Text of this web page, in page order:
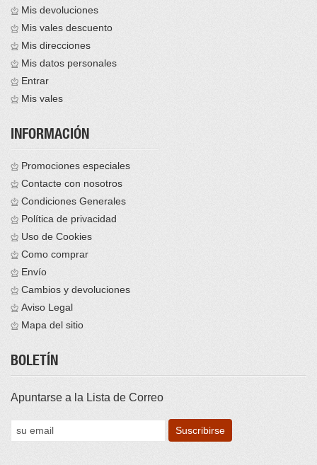
Mis devoluciones
Mis vales descuento
Mis direcciones
Mis datos personales
Entrar
Mis vales
INFORMACIÓN
Promociones especiales
Contacte con nosotros
Condiciones Generales
Política de privacidad
Uso de Cookies
Como comprar
Envío
Cambios y devoluciones
Aviso Legal
Mapa del sitio
BOLETÍN
Apuntarse a la Lista de Correo